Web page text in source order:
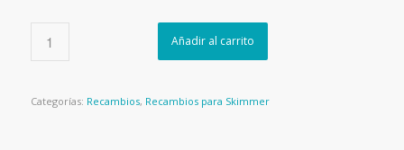
Añadir al carrito
Categorías: Recambios, Recambios para Skimmer